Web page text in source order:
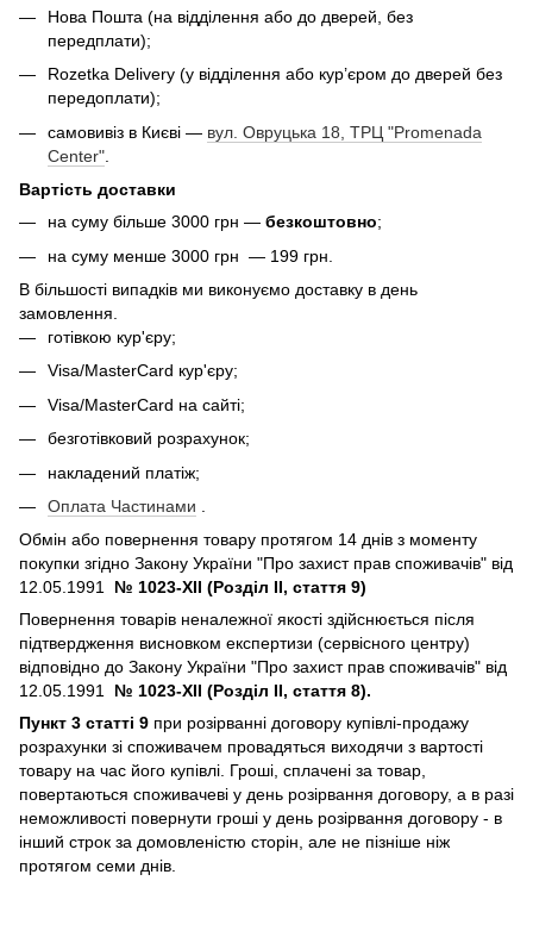
Нова Пошта (на відділення або до дверей, без
передплати);
Rozetka Delivery (у відділення або кур’єром до дверей без
передоплати);
самовивіз в Києві — вул. Овруцька 18, ТРЦ "Promenada
Center"
Вартість доставки
на суму більше 3000 грн — безкоштовно;
на суму менше 3000 грн — 199 грн.
В більшості випадків ми виконуємо доставку в день
замовлення.
готівкою кур'єру;
Visa/MasterCard кур'єру;
Visa/MasterCard на сайті;
безготівковий розрахунок;
накладений платіж;
Оплата Частинами
Обмін або повернення товару протягом 14 днів з моменту
покупки згідно Закону України "Про захист прав споживачів" від
12.05.1991 № 1023-XII (Розділ II, стаття 9)
Повернення товарів неналежної якості здійснюється після
підтвердження висновком експертизи (сервісного центру)
відповідно до Закону України "Про захист прав споживачів" від
12.05.1991 № 1023-XII (Розділ II, стаття 8).
Пункт 3 статті 9 при розірванні договору купівлі-продажу
розрахунки зі споживачем провадяться виходячи з вартості
товару на час його купівлі. Гроші, сплачені за товар,
повертаються споживачеві у день розірвання договору, а в разі
неможливості повернути гроші у день розірвання договору - в
інший строк за домовленістю сторін, але не пізніше ніж
протягом семи днів.